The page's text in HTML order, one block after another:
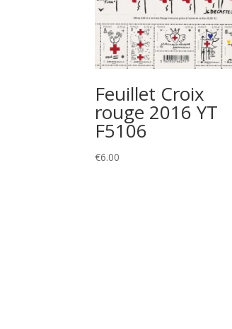
Feuillet Croix
rouge 2016 YT
F5106
€6.00